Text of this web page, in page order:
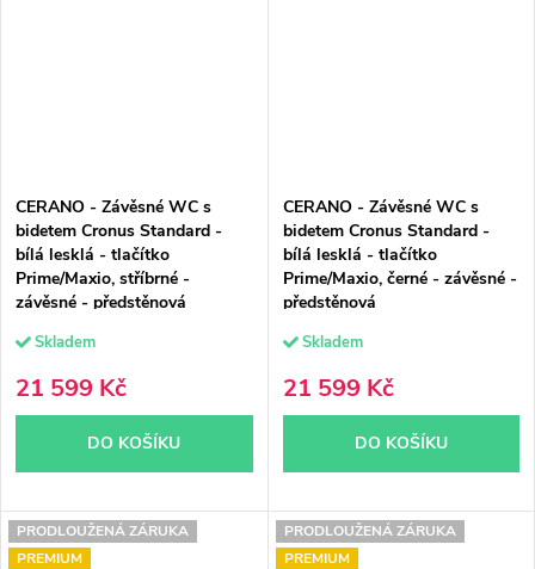
CERANO - Závěsné WC s
bidetem Cronus Standard -
bílá lesklá - tlačítko
Prime/Maxio, stříbrné -
závěsné - předstěnová
59,3x38,4 cm
Skladem
21 599 Kč
DO KOŠÍKU
CERANO - Závěsné WC s
bidetem Cronus Standard -
bílá lesklá - tlačítko
Prime/Maxio, černé - závěsné -
předstěnová
59,3x38,4 cm
Skladem
21 599 Kč
DO KOŠÍKU
PRODLOUŽENÁ ZÁRUKA
PREMIUM
PRODLOUŽENÁ ZÁRUKA
PREMIUM